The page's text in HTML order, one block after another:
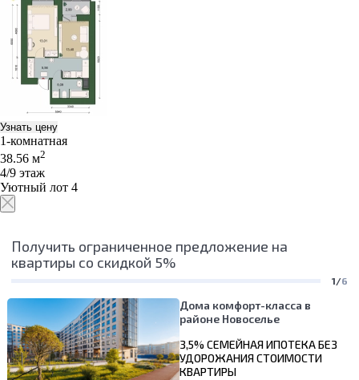
Узнать цену
1-комнатная
38.56 м2
4/9 этаж
Уютный лот 4
Получить ограниченное предложение на
квартиры со скидкой 5%
1/6
Дома комфорт-класса в
районе Новоселье
3,5% СЕМЕЙНАЯ ИПОТЕКА БЕЗ
УДОРОЖАНИЯ СТОИМОСТИ
КВАРТИРЫ